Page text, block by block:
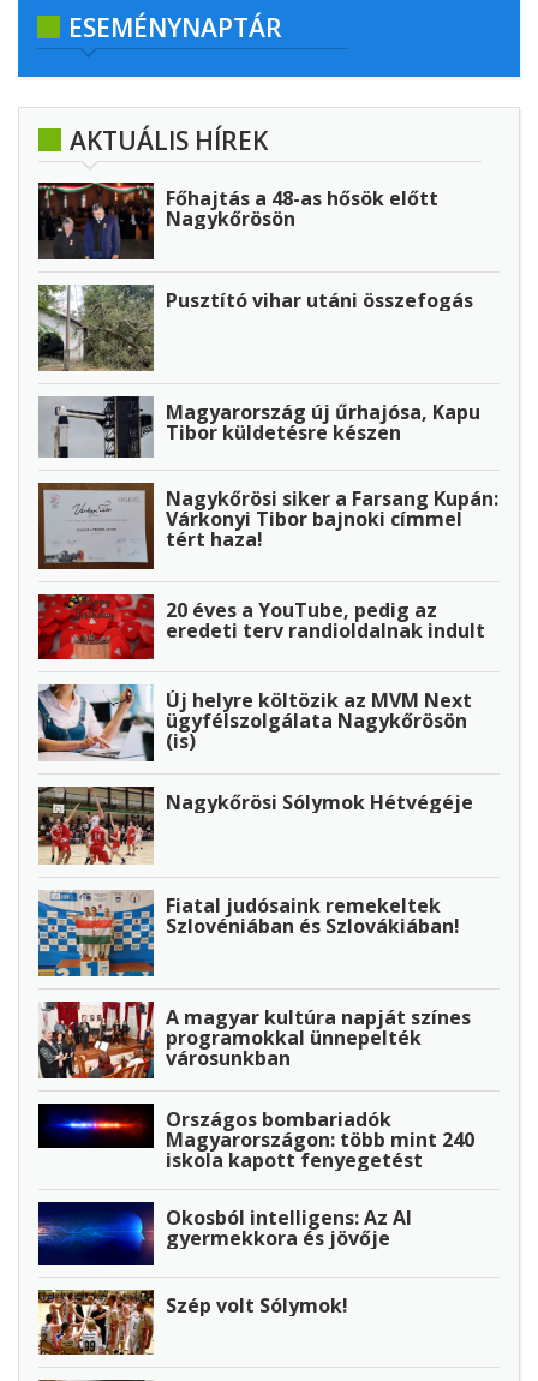
ESEMÉNYNAPTÁR
AKTUÁLIS HÍREK
Főhajtás a 48-as hősök előtt
Nagykőrösön
Pusztító vihar utáni összefogás
Magyarország új űrhajósa, Kapu
Tibor küldetésre készen
Nagykőrösi siker a Farsang Kupán:
Várkonyi Tibor bajnoki címmel
tért haza!
20 éves a YouTube, pedig az
eredeti terv randioldalnak indult
Új helyre költözik az MVM Next
ügyfélszolgálata Nagykőrösön
(is)
Nagykőrösi Sólymok Hétvégéje
Fiatal judósaink remekeltek
Szlovéniában és Szlovákiában!
A magyar kultúra napját színes
programokkal ünnepelték
városunkban
Országos bombariadók
Magyarországon: több mint 240
iskola kapott fenyegetést
Okosból intelligens: Az AI
gyermekkora és jövője
Szép volt Sólymok!